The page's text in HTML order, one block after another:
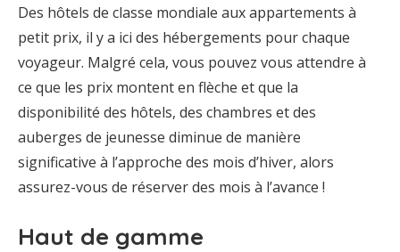
Des hôtels de classe mondiale aux appartements à
petit prix, il y a ici des hébergements pour chaque
voyageur. Malgré cela, vous pouvez vous attendre à
ce que les prix montent en flèche et que la
disponibilité des hôtels, des chambres et des
auberges de jeunesse diminue de manière
significative à l’approche des mois d’hiver, alors
assurez-vous de réserver des mois à l’avance !
Haut de gamme